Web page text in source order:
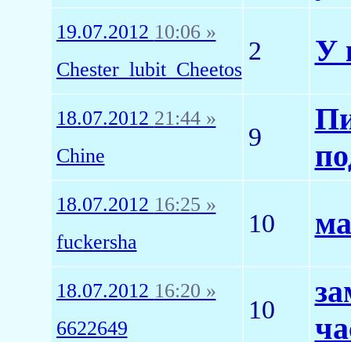
19.07.2012 10:06 »
Chester_lubit_Cheetos
2 У
18.07.2012 21:44 »
Chine
9
18.07.2012 16:25 »
fuckersha
10
18.07.2012 16:20 »
6622649
10